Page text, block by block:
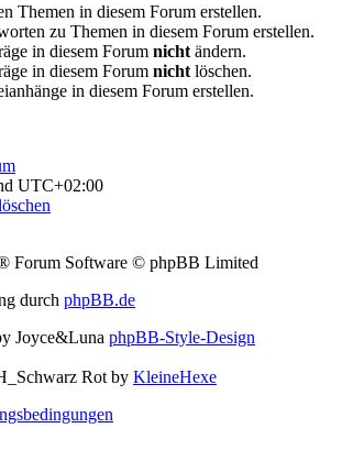
Themen in diesem Forum erstellen.
zu Themen in diesem Forum erstellen.
in diesem Forum nicht ändern.
in diesem Forum nicht löschen.
in diesem Forum erstellen.
UTC+02:00
Forum Software © phpBB Limited
durch phpBB.de
Joyce&Luna phpBB-Style-Design
Rot by KleineHexe